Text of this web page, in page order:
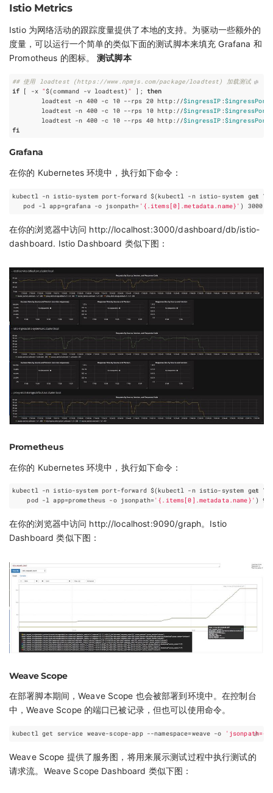
Istio Metrics
Istio 为网络活动的跟踪度量提供了本地的支持。为驱动一些额外的
度量，可以运行一个简单的类似下面的测试脚本来填充 Grafana 和
Promotheus 的图标。测试脚本
## 使用 loadtest (https://www.npmjs.com/package/loadtest) 加载测试
if
[ -x "$(command -v loadtest) " ] ;
then
	loadtest -n
400 -c 10 --rps 20 http://$ingressIP :$ingressPort
	loadtest -n
400 -c 10 --rps 10 http://$ingressIP :$ingressPort
	loadtest -n
400 -c 10 --rps 40 http://$ingressIP :$ingressPort
fi
Grafana
在你的 Kubernetes 环境中，执行如下命令：
kubectl -n istio-system port-forward $(kubectl -n istio-system get
   pod -l
app=grafana -o jsonpath= '{.items[0].metadata.name}' )
在你的浏览器中访问 http://localhost:3000/dashboard/db/istio-
dashboard. Istio Dashboard 类似下图：
Prometheus
在你的 Kubernetes 环境中，执行如下命令：
kubectl -n istio-system port-forward $(kubectl -n istio-system get
    pod -l
app=prometheus -o jsonpath='{.items[0].metadata.name}' )
在你的浏览器中访问 http://localhost:9090/graph。Istio
Dashboard 类似下图：
Weave Scope
在部署脚本期间，Weave Scope 也会被部署到环境中。在控制台
中，Weave Scope 的端口已被记录，但也可以使用命令。
kubectl get service weave-scope-app --namespace=weave -o
Weave Scope 提供了服务图，将用来展示测试过程中执行测试的
请求流。Weave Scope Dashboard 类似下图：